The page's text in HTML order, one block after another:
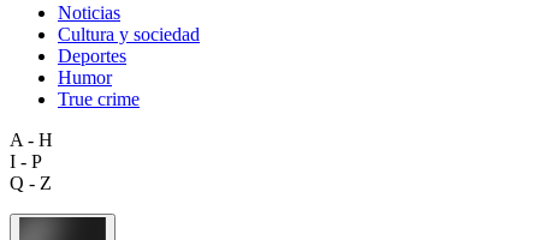
Noticias
Cultura y sociedad
Deportes
Humor
True crime
A - H
I - P
Q - Z